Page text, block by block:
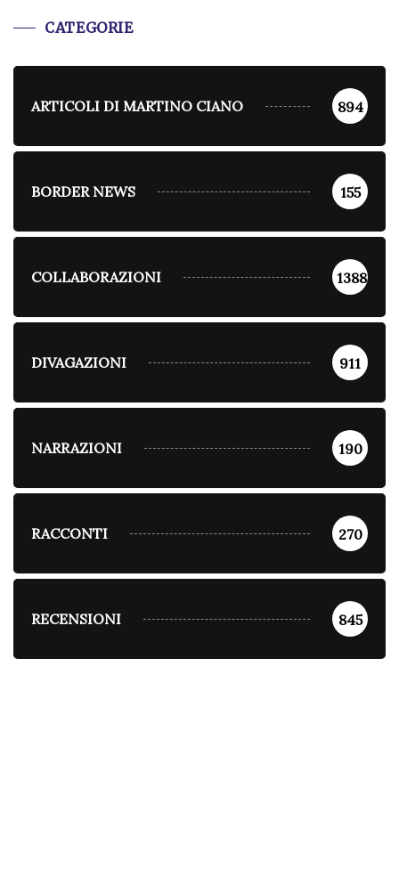
CATEGORIE
ARTICOLI DI MARTINO CIANO 894
BORDER NEWS 155
COLLABORAZIONI 1388
DIVAGAZIONI 911
NARRAZIONI 190
RACCONTI 270
RECENSIONI 845